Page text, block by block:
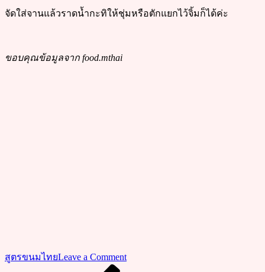
จัดใส่จานแล้วราดน้ำกะทิให้ชุ่มหรือตักแยกไว้จิ้มก็ได้ค่ะ
ขอบคุณข้อมูลจาก food.mthai
สูตรขนมไทยLeave a Commenton